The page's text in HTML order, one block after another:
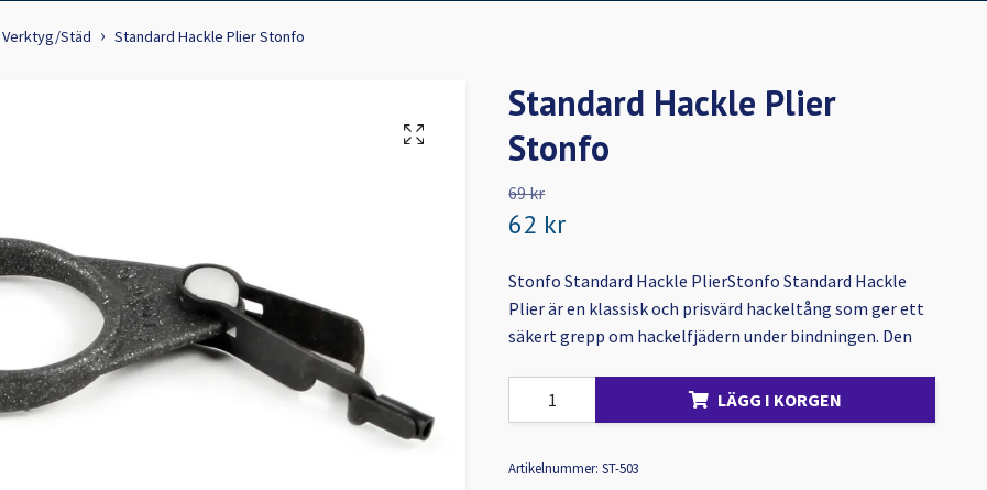
Verktyg/Städ Standard Hackle Plier Stonfo
Standard Hackle Plier
Stonfo
69 kr
62 kr
Stonfo Standard Hackle PlierStonfo Standard Hackle
Plier är en klassisk och prisvärd hackeltång som ger ett
säkert grepp om hackelfjädern under bindningen. Den
LÄGG I KORGEN
Artikelnummer: ST-503